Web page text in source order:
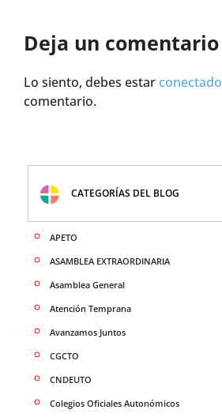
Deja un comentario
Lo siento, debes estarconectado
comentario.
CATEGORÍAS DEL BLOG
APETO
ASAMBLEA EXTRAORDINARIA
Asamblea General
Atención Temprana
Avanzamos Juntos
CGCTO
CNDEUTO
Colegios Oficiales Autonómicos